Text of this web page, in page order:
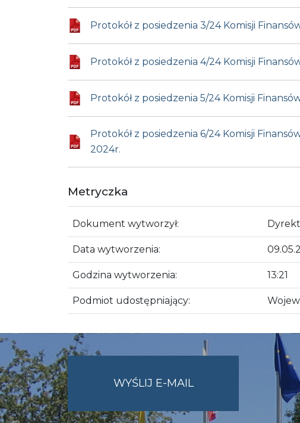
Protokół z posiedzenia 3/24 Komisji
Protokół z posiedzenia 4/24 Komisji
Protokół z posiedzenia 5/24 Komisji
Protokół z posiedzenia 6/24 Komisji
2024r.
Metryczka
Dokument wytworzył:
Data wytworzenia:
Godzina wytworzenia: 13:21
Podmiot udostępniający:
WYŚLIJ E-MAILNA